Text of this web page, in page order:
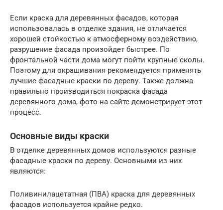
Если краска для деревянных фасадов, которая
использовалась в отделке здания, не отличается
хорошей стойкостью к атмосферному воздействию,
разрушение фасада произойдет быстрее. По
фронтальной части дома могут пойти крупные сколы.
Поэтому для окрашивания рекомендуется применять
лучшие фасадные краски по дереву. Также должна
правильно производиться покраска фасада
деревянного дома, фото на сайте демонстрирует этот
процесс.
Основные виды краски
В отделке деревянных домов используются разные
фасадные краски по дереву. Основными из них
являются:
Поливинилацетатная (ПВА) краска для деревянных
фасадов используется крайне редко.